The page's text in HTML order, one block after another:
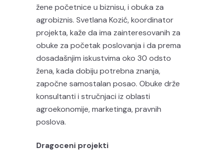
žene početnice u biznisu, i obuka za
agrobiznis. Svetlana Kozić, koordinator
projekta, kaže da ima zainteresovanih za
obuke za početak poslovanja i da prema
dosadašnjim iskustvima oko 30 odsto
žena, kada dobiju potrebna znanja,
započne samostalan posao. Obuke drže
konsultanti i stručnjaci iz oblasti
agroekonomije, marketinga, pravnih
poslova.
Dragoceni projekti